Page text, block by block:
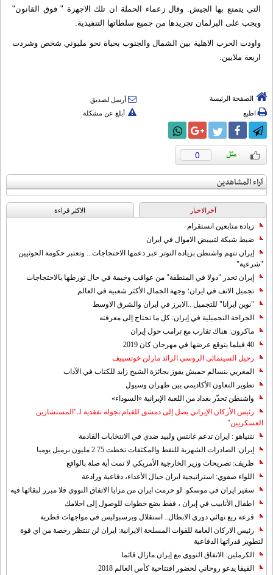
التي يتمتع بها الجيش. وقال زعماء الحملة ان تلك الاجهزة " فوق القانون"
ويجب على البرلمان تجريدها من جميع سلطاتها التنفيذية.
واودت الحرب الاهلية بين الشمال والجنوب بحياة نحو مليوني شخص وشردت
اربعة ملايين.
الصفحة الرئيسة
أرسل لصديق
اطبع
أبلغ عن مشكلة
0
آراء المشاهدين
آخرالاخبار الاکثر قراءة
زيادة متابعين انستقرام
ضبط شبكة لتبييض الاموال في ايران
إيران تتهم واشنطن بزيادة التوتر عبر دعمها الاحتجاجات... وتعتبر حكومة الحوثيين
"شرعية"
إيران تحذر "دولا في المنطقة" من عواقب وخيمة في حال تورطها بالاحتجاجات
تجميل الانف في ايران؛ وجهة الجمال الأكثر شعبية في العالم
"نوين ايرانا" للتجميل ..الابرز في ايران والشرق الاوسط
الجراحة التجميلية في إيران: كل ما تحتاج إلى معرفته
ماكرون: هناك تقارب مع ترامب حول إيران
40 فيلما يتوقع عرضها في مهرجان كان 2019
رحيل السينمائي الروسي الرائد مارلن خوتسييف
المغربي بنسالم حميش يفوز بجائزة الشيخ زايد للكتاب في الآداب
تطوير التعاون الأكاديمي بين طهران وسيول
واشنطن تحذّر بغداد من اللعبة الإيرانية «السوداء»
رئيس الأركان الإيراني يصل إلى دمشق للقيام بجولة تفقدية لـ"المستشارين
العسكريين"
نتنياهو : ايران تدعم غانتس ولبيد ضدي في الانتخابات القادمة
إيران: الصادرات الشهریة للنفط والمكثفات تخطت 2.75 مليون برميل يوميا
ظريف: تصريحات وزير الخارجية الأمريكي لا تمت أية صلة بالواقع
اللواء صفوي: استراتيجية ايران حيال الأعداء، دفاعية ورادعة
سفير ايران في موسكو: لو حرمت ايران من مزايا الاتفاق النووي فلا مبرر لبقائها فيه
اطفال الأنابيب في إيران ، فقط بضع خطوات للوصول إلى احلامك
قرعة ربع نهائي دوري الابطال.. استقلال وبرسبوليس في مواجهات قطرية
رئيس الاركان العامة للقوات المسلحة الايرانية: ايران لن تنتظر رخصة من اي قوة
لتطوير قدراتها الدفاعية
الكرملين: الاتفاق النووي مع إيران مازال قائما
الفيفا يدعو روحاني لحضور افتتاحية كأس العالم 2018